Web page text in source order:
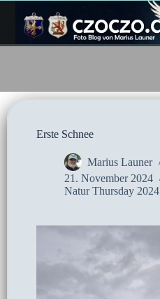
Inhalt
springen
Erste Schnee
Marius Launer
21. November 2024
Natur Thursday 2024